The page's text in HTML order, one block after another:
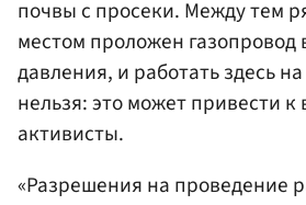
почвы с просеки. Между тем
местом проложен газопровод
давления, и работать здесь
нельзя: это может привести
активисты.
«Разрешения на проведение